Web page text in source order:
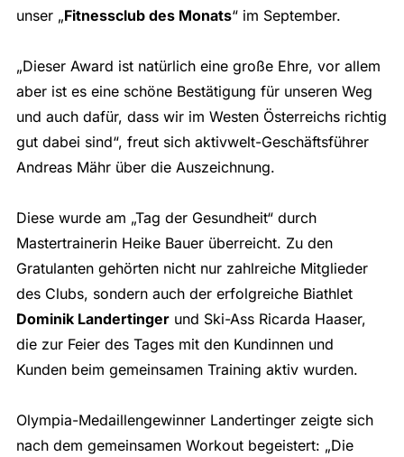
unser „Fitnessclub des Monats“ im September.
„Dieser Award ist natürlich eine große Ehre, vor allem
aber ist es eine schöne Bestätigung für unseren Weg
und auch dafür, dass wir im Westen Österreichs richtig
gut dabei sind“, freut sich aktivwelt-Geschäftsführer
Andreas Mähr über die Auszeichnung.
Diese wurde am „Tag der Gesundheit“ durch
Mastertrainerin Heike Bauer überreicht. Zu den
Gratulanten gehörten nicht nur zahlreiche Mitglieder
des Clubs, sondern auch der erfolgreiche Biathlet
Dominik Landertingerund Ski-Ass Ricarda Haaser,
die zur Feier des Tages mit den Kundinnen und
Kunden beim gemeinsamen Training aktiv wurden.
Olympia-Medaillengewinner Landertinger zeigte sich
nach dem gemeinsamen Workout begeistert: „Die